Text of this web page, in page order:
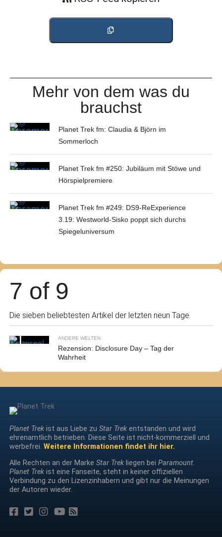
Mehr von dem was du
brauchst
Planet Trek fm: Claudia & Björn im
Sommerloch
Planet Trek fm #250: Jubiläum mit Stöwe und
Hörspielpremiere
Planet Trek fm #249: DS9-ReExperience
3.19: Westworld-Sisko poppt sich durchs
Spiegeluniversum
7 of 9
Die sieben beliebtesten Artikel der letzten neun Tage.
ANDERE WELTEN
Rezension: Disclosure Day – Tag der
Wahrheit
Planet Trekist aus Liebe zu Star Trekentstanden und wird
ehrenamtlich betrieben. Diese Seite ist nicht-kommerziell und
werbefrei. Weitere Informationen findet ihr hier.
Alle Rechten an der Marke Star Trekliegen bei Paramount.
Planet Trekist eine Fanseite, steht in keiner offiziellen
Verbindung zu den Lizenzinhabern und gibt nur die Meinungen
der Autoren wieder.